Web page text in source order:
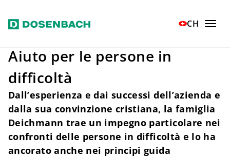
Vai al contenuto principale CH
Home Responsabilità
Aiuto per le persone in
difficoltà
Dall’esperienza e dai successi dell’azienda e
dalla sua convinzione cristiana, la famiglia
Deichmann trae un impegno particolare nei
confronti delle persone in difficoltà e lo ha
ancorato anche nei principi guida